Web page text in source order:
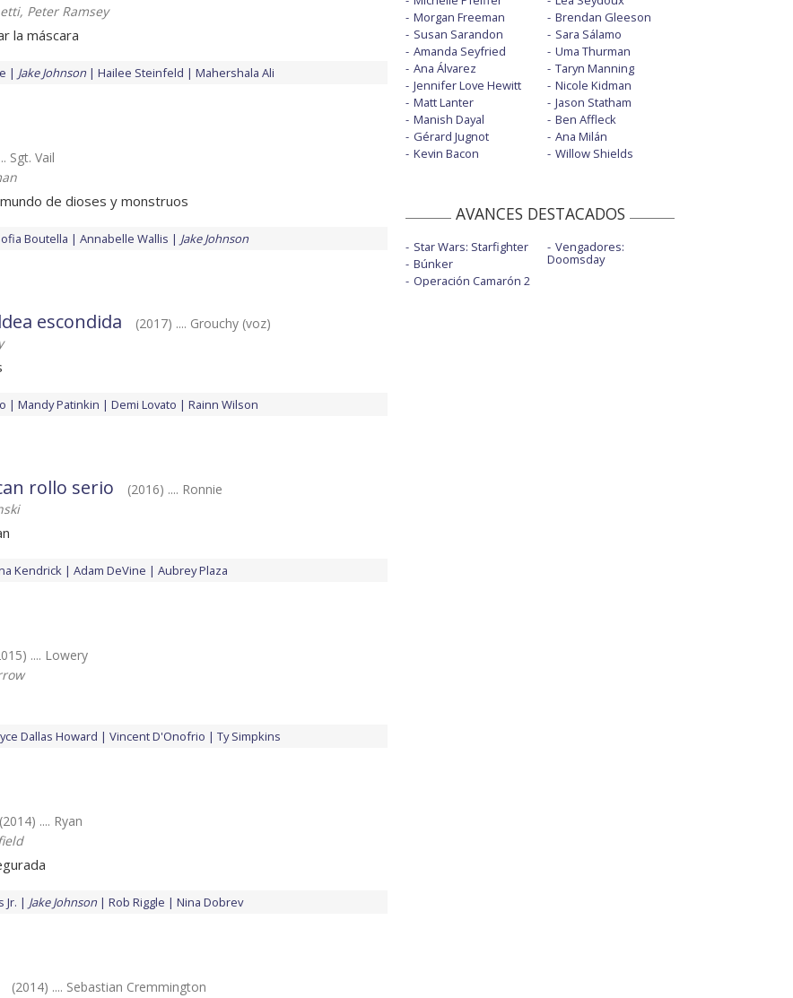
Peter Ramsey
la máscara
Jake Johnson Hailee Steinfeld Mahershala Ali
Sgt. Vail
de dioses y monstruos
Boutella Annabelle Wallis Jake Johnson
escondida
(2017) .... Grouchy (voz)
Mandy Patinkin Demi Lovato Rainn Wilson
rollo serio
(2016) .... Ronnie
Kendrick Adam DeVine Aubrey Plaza
.... Lowery
Dallas Howard Vincent D'Onofrio Ty Simpkins
(2014) .... Ryan
Jr. Jake Johnson Rob Riggle Nina Dobrev
(2014) .... Sebastian Cremmington
Morgan Freeman
Susan Sarandon
Amanda Seyfried
Ana Álvarez
Jennifer Love Hewitt
Matt Lanter
Manish Dayal
Gérard Jugnot
Kevin Bacon
Brendan Gleeson
Sara Sálamo
Uma Thurman
Taryn Manning
Nicole Kidman
Jason Statham
Ben Affleck
Ana Milán
Willow Shields
AVANCES DESTACADOS
Star Wars: Starfighter
Búnker
Operación Camarón 2
Vengadores:
Doomsday